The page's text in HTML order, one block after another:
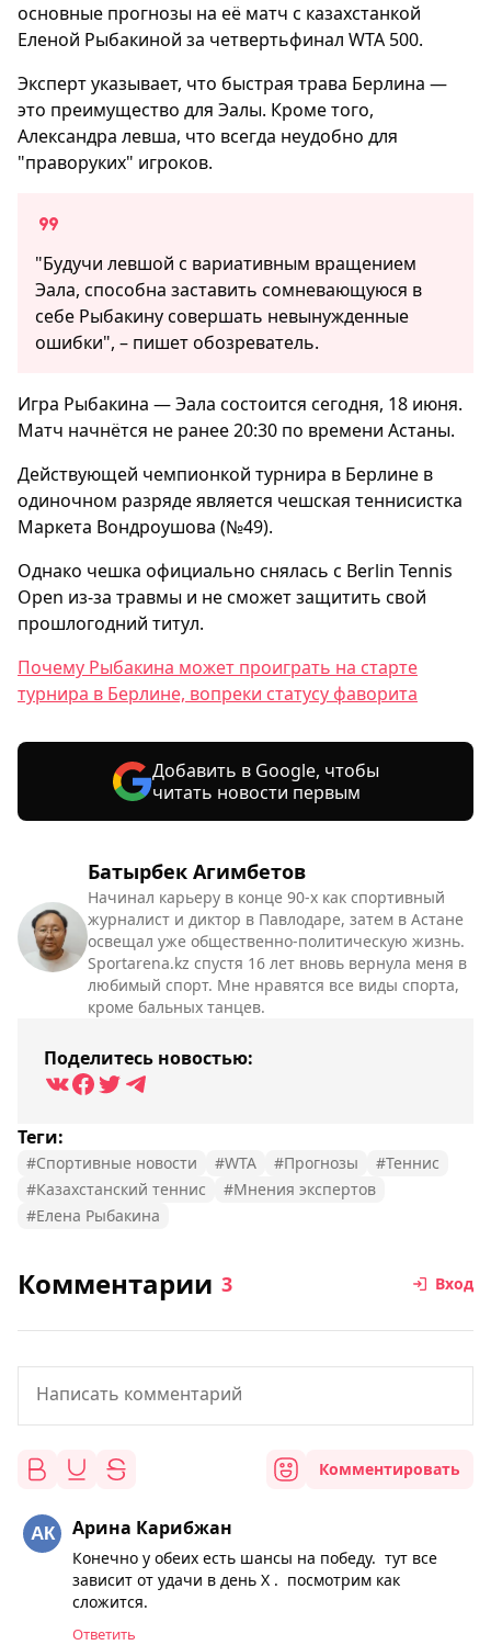
Батырбек Агимбетов
Начинал карьеру в конце 90-х как спортивный
журналист и диктор в Павлодаре, затем в Астане
освещал уже общественно-политическую жизнь.
Sportarena.kz спустя 16 лет вновь вернула меня в
любимый спорт. Мне нравятся все виды спорта,
кроме бальных танцев.
Поделитесь новостью:
Теги:
#Спортивные новости #WTA #Прогнозы
#Теннис
#Казахстанский теннис
#Мнения экспертов
#Елена Рыбакина
основные прогнозы на её матч с казахстанкой
Еленой Рыбакиной за четвертьфинал WTA 500.
Эксперт указывает, что быстрая трава Берлина —
это преимущество для Эалы. Кроме того,
Александра левша, что всегда неудобно для
"праворуких" игроков.
"Будучи левшой с вариативным вращением
Эала, способна заставить сомневающуюся в
себе Рыбакину совершать невынужденные
ошибки", – пишет обозреватель.
Игра Рыбакина — Эала состоится сегодня, 18 июня.
Матч начнётся не ранее 20:30 по времени Астаны.
Действующей чемпионкой турнира в Берлине в
одиночном разряде является чешская теннисистка
Маркета Вондроушова (№49).
Однако чешка официально снялась с Berlin Tennis
Open из-за травмы и не сможет защитить свой
прошлогодний титул.
Почему Рыбакина может проиграть на старте
турнира в Берлине, вопреки статусу фаворита
Добавить в Google, чтобы
читать новости первым
Комментарии 3 Вход
Комментировать
Арина Карибжан
Конечно у обеих есть шансы на победу. тут все
зависит от удачи в день Х . посмотрим как
сложится.
Ответить